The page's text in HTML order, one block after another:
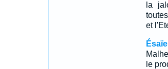
la
et
le